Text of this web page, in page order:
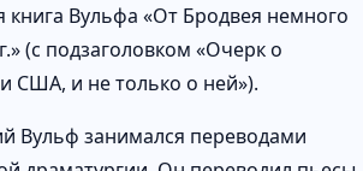
книга Вульфа «От Бродвея немного
(с подзаголовком «Очерк о
США, и не только о ней»).
Вульф занимался переводами